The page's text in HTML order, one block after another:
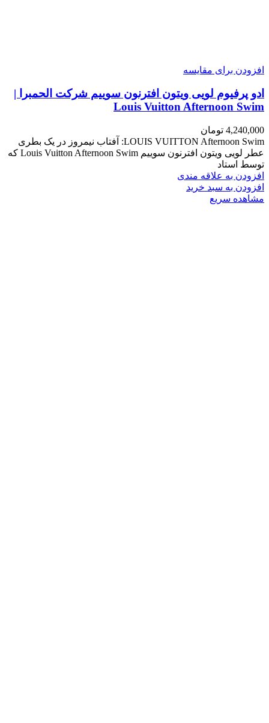
افزودن برای مقایسه
ادو پرفیوم لویی ویتون افترنون سوییم شرکت الحمبرا |
Louis Vuitton Afternoon Swim
4,240,000 تومان
LOUIS VUITTON Afternoon Swim: آفتاب نیمروز در یک بطری
عطر لویی ویتون افترنون سوییم Louis Vuitton Afternoon Swim که
توسط استاد
افزودن به علاقه مندی
افزودن به سبد خرید
مشاهده سریع